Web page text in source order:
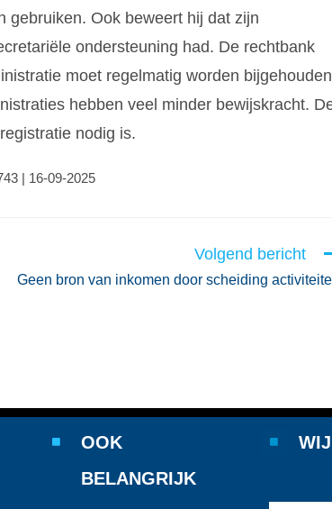
gebruiken. Ook beweert hij dat zijn
ondersteuning had. De rechtbank
moet regelmatig worden
hebben veel minder bewijskracht.
nodig is.
| 16-09-2025
Volgend bericht
Geen bron van inkomen door scheiding
OOK
BELANGRIJK